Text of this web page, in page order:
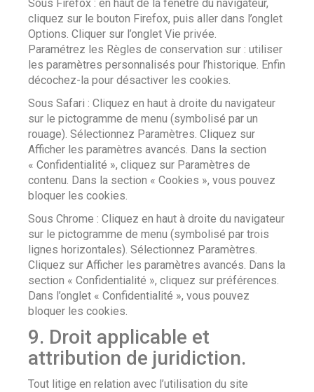
Sous Firefox : en haut de la fenêtre du navigateur,
cliquez sur le bouton Firefox, puis aller dans l’onglet
Options. Cliquer sur l’onglet Vie privée.
Paramétrez les Règles de conservation sur : utiliser
les paramètres personnalisés pour l’historique. Enfin
décochez-la pour désactiver les cookies.
Sous Safari : Cliquez en haut à droite du navigateur
sur le pictogramme de menu (symbolisé par un
rouage). Sélectionnez Paramètres. Cliquez sur
Afficher les paramètres avancés. Dans la section
« Confidentialité », cliquez sur Paramètres de
contenu. Dans la section « Cookies », vous pouvez
bloquer les cookies.
Sous Chrome : Cliquez en haut à droite du navigateur
sur le pictogramme de menu (symbolisé par trois
lignes horizontales). Sélectionnez Paramètres.
Cliquez sur Afficher les paramètres avancés. Dans la
section « Confidentialité », cliquez sur préférences.
Dans l’onglet « Confidentialité », vous pouvez
bloquer les cookies.
9. Droit applicable et
attribution de juridiction.
Tout litige en relation avec l’utilisation du site